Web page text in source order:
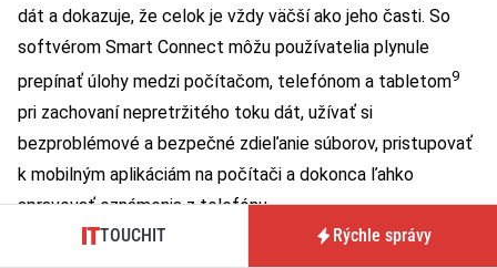
dát a dokazuje, že celok je vždy väčší ako jeho časti. So
softvérom Smart Connect môžu používatelia plynule
prepínať úlohy medzi počítačom, telefónom a tabletom9
pri zachovaní nepretržitého toku dát, užívať si
bezproblémové a bezpečné zdieľanie súborov, pristupovať
k mobilným aplikáciám na počítači a dokonca ľahko
spravovať oznámenia z telefónu.
TOUCHIT Rýchle správy